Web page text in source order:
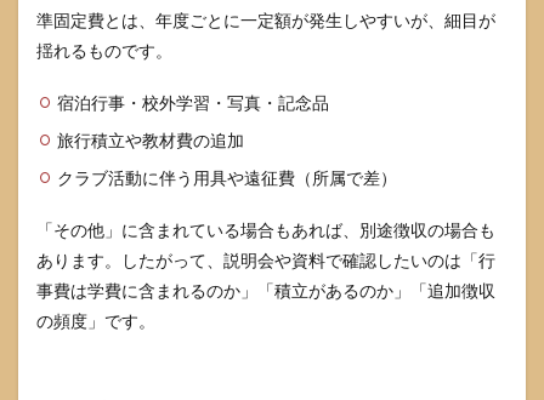
向い
てい
る家
合わ
家庭
8.1
合学
向い
てい
る家
庭の
準固定費とは、年度ごとに一定額が発生しやすいが、細目が
揺れるものです。
宿泊行事・校外学習・写真・記念品
旅行積立や教材費の追加
クラブ活動に伴う用具や遠征費（所属で差）
「その他」に含まれている場合もあれば、別途徴収の場合も
あります。したがって、説明会や資料で確認したいのは「行
事費は学費に含まれるのか」「積立があるのか」「追加徴収
の頻度」です。